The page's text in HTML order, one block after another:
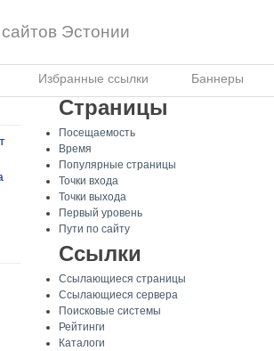
Эстонии
Избранные ссылки Баннеры
Страницы
Посещаемость
Время
Популярные страницы
Точки входа
Точки выхода
Первый уровень
Пути по сайту
Ссылки
Ссылающиеся страницы
Ссылающиеся сервера
Поисковые системы
Рейтинги
Каталоги